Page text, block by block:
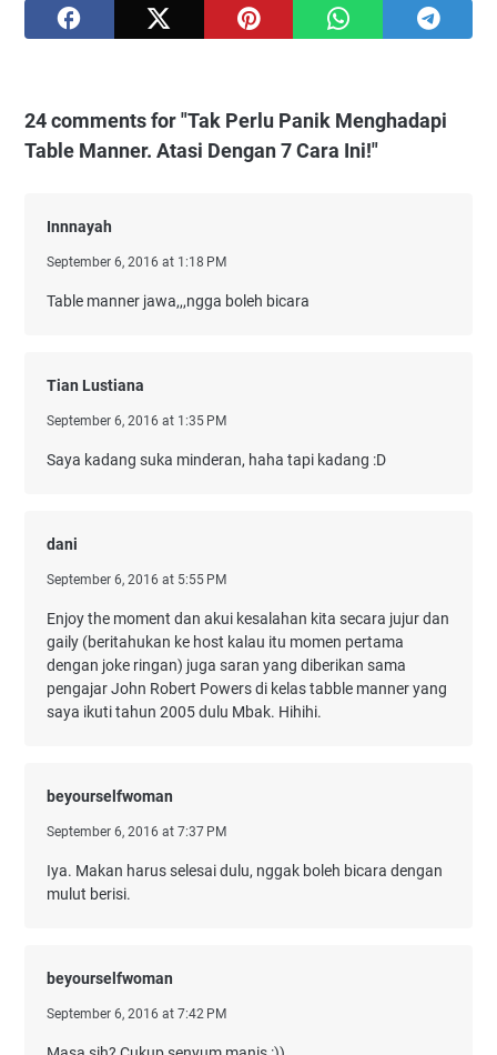
24 comments for "Tak Perlu Panik Menghadapi
Table Manner. Atasi Dengan 7 Cara Ini!"
Innnayah
September 6, 2016 at 1:18 PM
Table manner jawa,,,ngga boleh bicara
Tian Lustiana
September 6, 2016 at 1:35 PM
Saya kadang suka minderan, haha tapi kadang :D
dani
September 6, 2016 at 5:55 PM
Enjoy the moment dan akui kesalahan kita secara jujur dan
gaily (beritahukan ke host kalau itu momen pertama
dengan joke ringan) juga saran yang diberikan sama
pengajar John Robert Powers di kelas tabble manner yang
saya ikuti tahun 2005 dulu Mbak. Hihihi.
beyourselfwoman
September 6, 2016 at 7:37 PM
Iya. Makan harus selesai dulu, nggak boleh bicara dengan
mulut berisi.
beyourselfwoman
September 6, 2016 at 7:42 PM